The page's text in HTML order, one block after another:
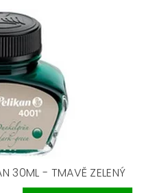
30ML - TMAVĚ ZELENÝ